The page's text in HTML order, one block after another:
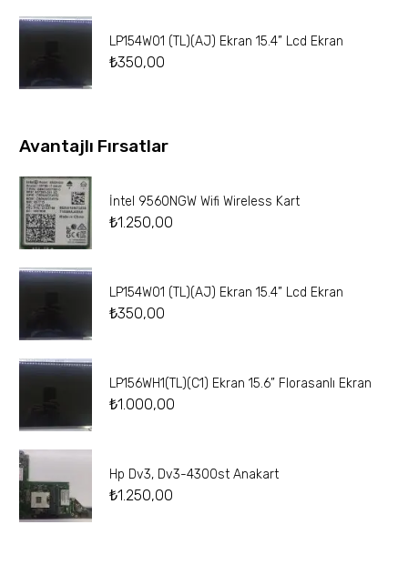
LP154W01 (TL)(AJ) Ekran 15.4” Lcd Ekran
₺350,00
Avantajlı Fırsatlar
İntel 9560NGW Wifi Wireless Kart
₺1.250,00
LP154W01 (TL)(AJ) Ekran 15.4” Lcd Ekran
₺350,00
LP156WH1(TL)(C1) Ekran 15.6” Florasanlı Ekran
₺1.000,00
Hp Dv3, Dv3-4300st Anakart
₺1.250,00